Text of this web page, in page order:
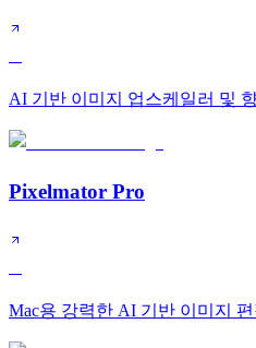
AI 기반 이미지 업스케일러 및
Pixelmator Pro
Mac용 강력한 AI 기반 이미지